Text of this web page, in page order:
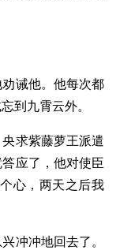
诫他。他每次都
到九霄云外。
求紫藤萝王派遣
应了，他对使臣
心，两天之后我
冲冲地回去了。